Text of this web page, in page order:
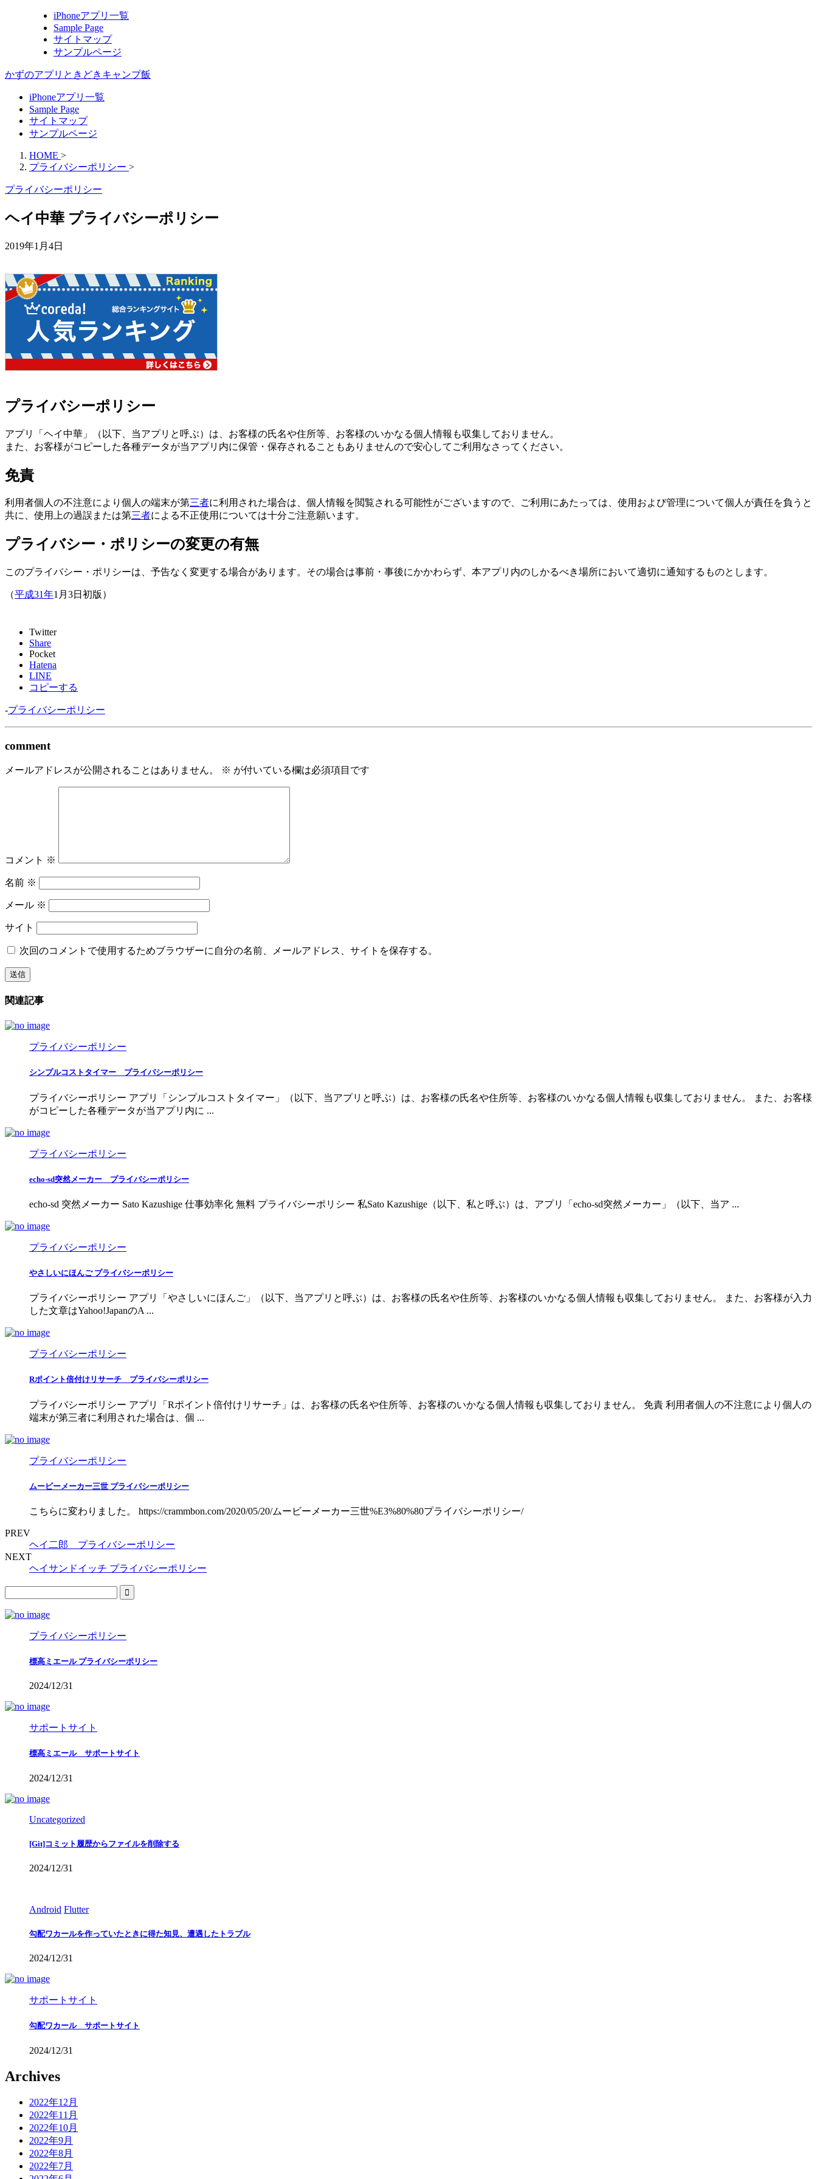
iPhoneアプリ一覧
Sample Page
サイトマップ
サンプルページ
かずのアプリときどきキャンプ飯
iPhoneアプリ一覧
Sample Page
サイトマップ
サンプルページ
HOME >
プライバシーポリシー >
プライバシーポリシー
ヘイ中華 プライバシーポリシー
2019年1月4日
プライバシーポリシー
アプリ「ヘイ中華」（以下、当アプリと呼ぶ）は、お客様の氏名や住所等、お客様のいかなる個人情報も収集しておりません。
また、お客様がコピーした各種データが当アプリ内に保管・保存されることもありませんので安心してご利用なさってください。
免責
利用者個人の不注意により個人の端末が第三者に利用された場合は、個人情報を閲覧される可能性がございますので、ご利用にあたっては、使用および管理について個人が責任を負うと
共に、使用上の過誤または第三者による不正使用については十分ご注意願います。
プライバシー・ポリシーの変更の有無
このプライバシー・ポリシーは、予告なく変更する場合があります。その場合は事前・事後にかかわらず、本アプリ内のしかるべき場所において適切に通知するものとします。
（平成31年1月3日初版）
Twitter
Share
Pocket
Hatena
LINE
コピーする
-プライバシーポリシー
comment
メールアドレスが公開されることはありません。 ※ が付いている欄は必須項目です
コメント ※
名前 ※
メール ※
サイト
次回のコメントで使用するためブラウザーに自分の名前、メールアドレス、サイトを保存する。
関連記事
プライバシーポリシー
シンプルコストタイマー プライバシーポリシー
プライバシーポリシー アプリ「シンプルコストタイマー」（以下、当アプリと呼ぶ）は、お客様の氏名や住所等、お客様のいかなる個人情報も収集しておりません。 また、お客様
がコピーした各種データが当アプリ内に ...
プライバシーポリシー
echo-sd突然メーカー プライバシーポリシー
echo-sd 突然メーカー Sato Kazushige 仕事効率化 無料 プライバシーポリシー 私Sato Kazushige（以下、私と呼ぶ）は、アプリ「echo-sd突然メーカー」（以下、当ア ...
プライバシーポリシー
やさしいにほんご プライバシーポリシー
プライバシーポリシー アプリ「やさしいにほんご」（以下、当アプリと呼ぶ）は、お客様の氏名や住所等、お客様のいかなる個人情報も収集しておりません。 また、お客様が入力
した文章はYahoo!JapanのA ...
プライバシーポリシー
Rポイント倍付けリサーチ プライバシーポリシー
プライバシーポリシー アプリ「Rポイント倍付けリサーチ」は、お客様の氏名や住所等、お客様のいかなる個人情報も収集しておりません。 免責 利用者個人の不注意により個人の
端末が第三者に利用された場合は、個 ...
プライバシーポリシー
ムービーメーカー三世 プライバシーポリシー
こちらに変わりました。 https://crammbon.com/2020/05/20/ムービーメーカー三世%E3%80%80プライバシーポリシー/
PREV
ヘイ二郎 プライバシーポリシー
NEXT
ヘイサンドイッチ プライバシーポリシー
プライバシーポリシー
標高ミエール プライバシーポリシー
2024/12/31
サポートサイト
標高ミエール サポートサイト
2024/12/31
Uncategorized
[Git]コミット履歴からファイルを削除する
2024/12/31
Android Flutter
勾配ワカールを作っていたときに得た知見、遭遇したトラブル
2024/12/31
サポートサイト
勾配ワカール サポートサイト
2024/12/31
Archives
2022年12月
2022年11月
2022年10月
2022年9月
2022年8月
2022年7月